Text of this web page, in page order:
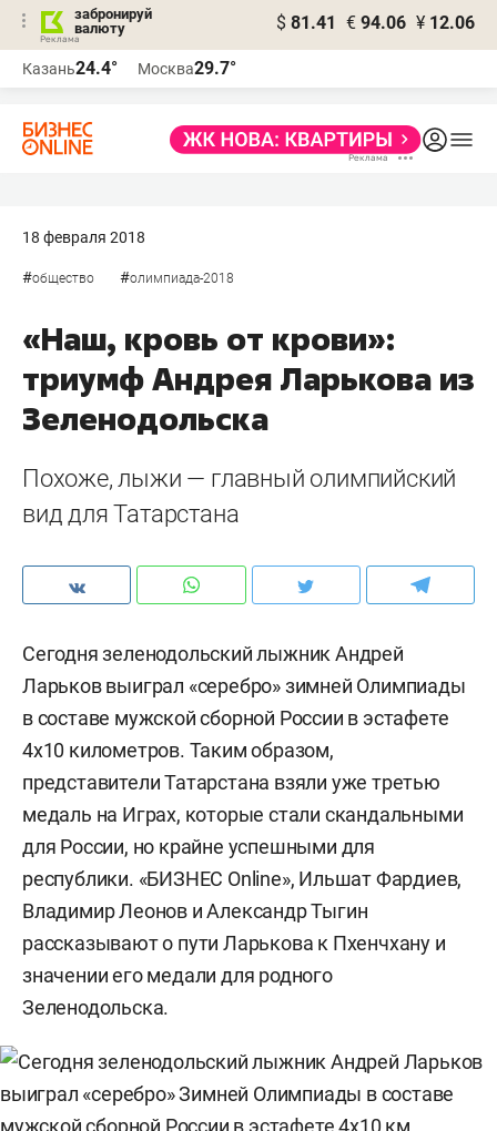
забронируй
валюту
$ 81.41 € 94.06 ¥ 12.06
Казань24.4° Москва29.7°
18 февраля 2018
#общество #олимпиада-2018
«Наш, кровь от крови»:
триумф Андрея Ларькова из
Зеленодольска
Похоже, лыжи — главный олимпийский
вид для Татарстана
Сегодня зеленодольский лыжник Андрей
Ларьков выиграл «серебро» зимней Олимпиады
в составе мужской сборной России в эстафете
4х10 километров. Таким образом,
представители Татарстана взяли уже третью
медаль на Играх, которые стали скандальными
для России, но крайне успешными для
республики. «БИЗНЕС Online», Ильшат Фардиев,
Владимир Леонов и Александр Тыгин
рассказывают о пути Ларькова к Пхенчхану и
значении его медали для родного
Зеленодольска.